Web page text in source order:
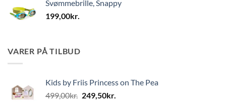
Svømmebrille, Snappy
199,00kr.
VARER PÅ TILBUD
Kids by Friis Princess on The Pea
499,00kr. Den
249,50kr.